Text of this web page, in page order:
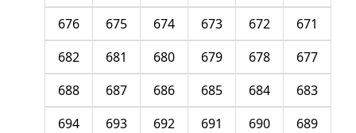
671
672
673
674
675
676
677
678
679
680
681
682
683
684
685
686
687
688
689
690
691
692
693
694